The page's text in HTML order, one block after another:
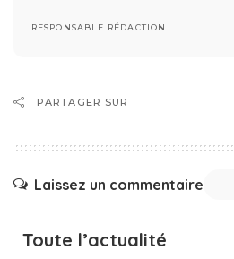
RESPONSABLE RÉDACTION
PARTAGER SUR
Laissez un commentaire
Toute l’actualité